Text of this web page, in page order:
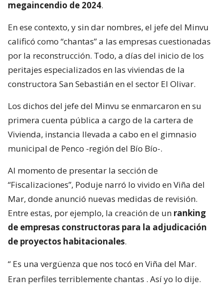
megaincendio de 2024.
En ese contexto, y sin dar nombres, el jefe del Minvu
calificó como “chantas” a las empresas cuestionadas
por la reconstrucción. Todo, a días del inicio de los
peritajes especializados en las viviendas de la
constructora San Sebastián en el sector El Olivar.
Los dichos del jefe del Minvu se enmarcaron en su
primera cuenta pública a cargo de la cartera de
Vivienda, instancia llevada a cabo en el gimnasio
municipal de Penco -región del Bío Bío-.
Al momento de presentar la sección de
“Fiscalizaciones”, Poduje narró lo vivido en Viña del
Mar, donde anunció nuevas medidas de revisión.
Entre estas, por ejemplo, la creación de un ranking
de empresas constructoras para la adjudicación
de proyectos habitacionales.
“ Es una vergüenza que nos tocó en Viña del Mar.
Eran perfiles terriblemente chantas . Así yo lo dije.